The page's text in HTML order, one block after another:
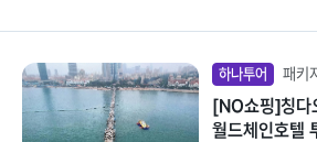
하나투어 패키지
[NO쇼핑]칭
월드체인호텔